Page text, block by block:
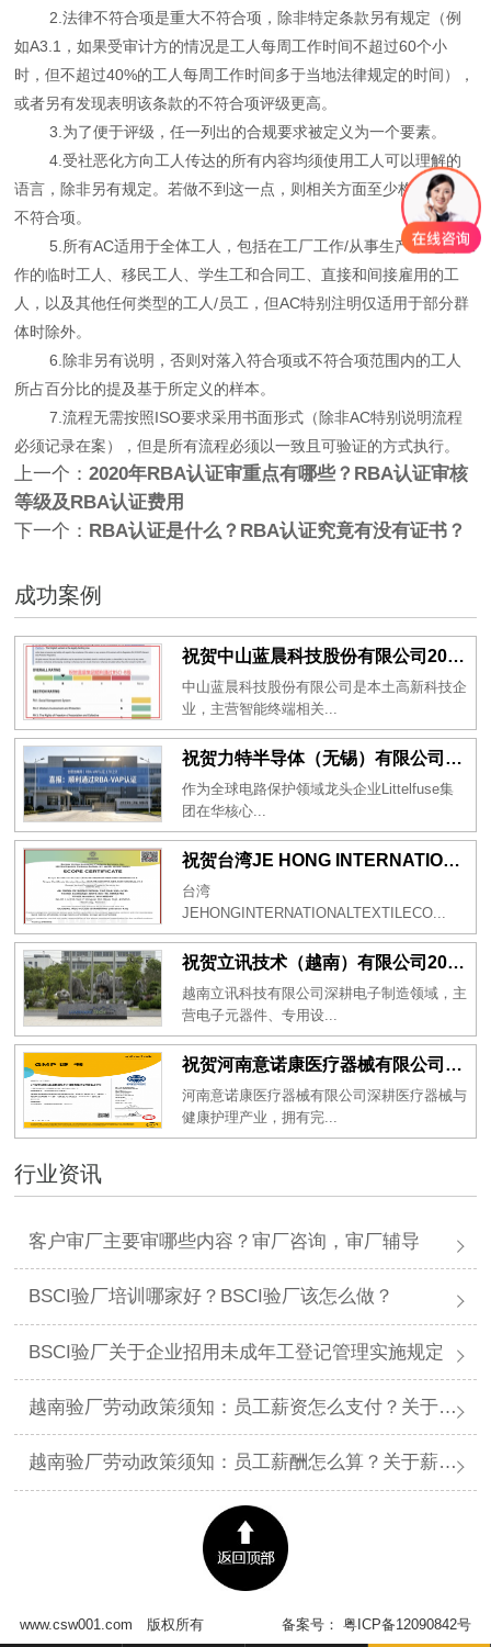
2.法律不符合项是重大不符合项，除非特定条款另有规定（例
如A3.1，如果受审计方的情况是工人每周工作时间不超过60个小
时，但不超过40%的工人每周工作时间多于当地法律规定的时间），
或者另有发现表明该条款的不符合项评级更高。
3.为了便于评级，任一列出的合规要求被定义为一个要素。
4.受社恶化方向工人传达的所有内容均须使用工人可以理解的
语言，除非另有规定。若做不到这一点，则相关方面至少构成“重大”
不符合项。
5.所有AC适用于全体工人，包括在工厂工作/从事生产/在仓库工
作的临时工人、移民工人、学生工和合同工、直接和间接雇用的工
人，以及其他任何类型的工人/员工，但AC特别注明仅适用于部分群
体时除外。
6.除非另有说明，否则对落入符合项或不符合项范围内的工人
所占百分比的提及基于所定义的样本。
7.流程无需按照ISO要求采用书面形式（除非AC特别说明流程
必须记录在案），但是所有流程必须以一致且可验证的方式执行。
上一个：2020年RBA认证审重点有哪些？RBA认证审核
等级及RBA认证费用
下一个： RBA认证是什么？RBA认证究竟有没有证书？
成功案例
祝贺中山蓝晨科技股份有限公司2026年一次性成功通过BSCI验厂-B级
中山蓝晨科技股份有限公司是本土高新科技企
业，主营智能终端相关...
祝贺力特半导体（无锡）有限公司2026年一次性成功通过RBA-VAP认证审核并取得170.2分
作为全球电路保护领域龙头企业Littelfuse集
团在华核心...
祝贺台湾JE HONG INTERNATIONAL TEXTILE CO., LTD 2026年一次性成功通过GRS认证
台湾
JEHONGINTERNATIONALTEXTILECO...
祝贺立讯技术（越南）有限公司2026年一次性成功通过RBA-VAP审核获得金牌评级！
越南立讯科技有限公司深耕电子制造领域，主
营电子元器件、专用设...
祝贺河南意诺康医疗器械有限公司2026年一次性成功通过GMP认证
河南意诺康医疗器械有限公司深耕医疗器械与
健康护理产业，拥有完...
行业资讯
客户审厂主要审哪些内容？审厂咨询，审厂辅导
BSCI验厂培训哪家好？BSCI验厂该怎么做？
BSCI验厂关于企业招用未成年工登记管理实施规定
越南验厂劳动政策须知：员工薪资怎么支付？关于薪资支付有哪些规定呢？
越南验厂劳动政策须知：员工薪酬怎么算？关于薪酬有哪些规定呢？​
备案号：粤ICP备12090842号
www.csw001.com 版权所有